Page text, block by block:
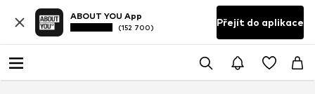
ABOUT YOU App
(152 700) Přejít do aplikace